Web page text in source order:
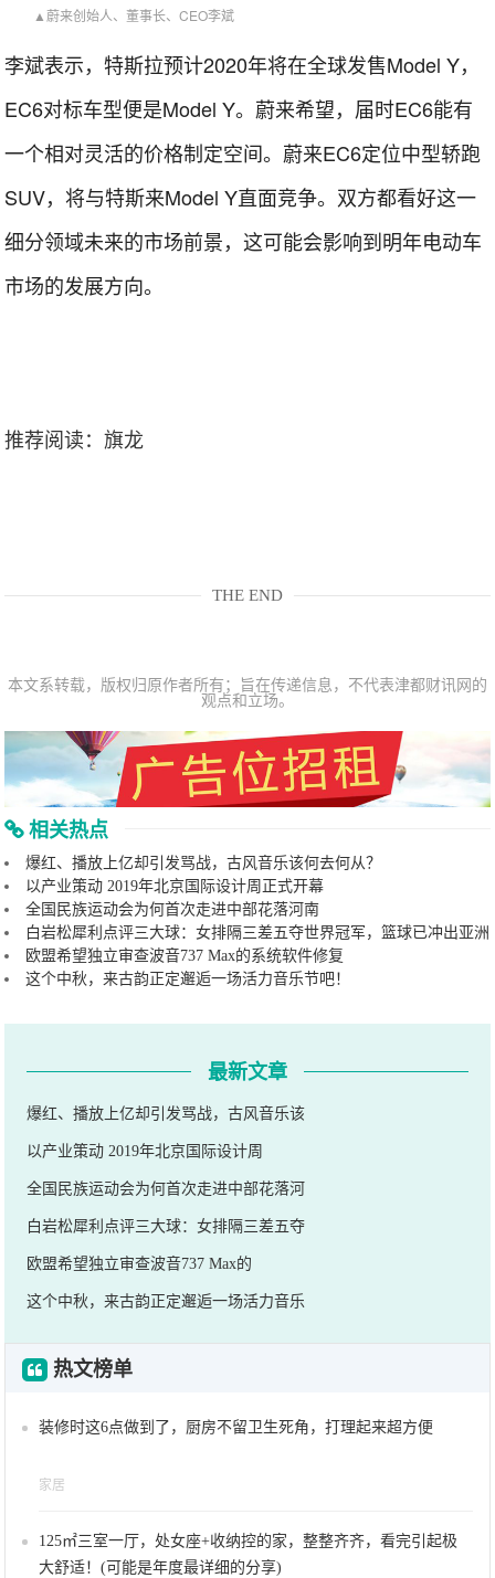
▲蔚来创始人、董事长、CEO李斌
李斌表示，特斯拉预计2020年将在全球发售Model Y，
EC6对标车型便是Model Y。蔚来希望，届时EC6能有
一个相对灵活的价格制定空间。蔚来EC6定位中型轿跑
SUV，将与特斯来Model Y直面竞争。双方都看好这一
细分领域未来的市场前景，这可能会影响到明年电动车
市场的发展方向。
推荐阅读：旗龙
THE END
本文系转载，版权归原作者所有；旨在传递信息，不代表津都财讯网的
观点和立场。
相关热点
爆红、播放上亿却引发骂战，古风音乐该何去何从？
以产业策动 2019年北京国际设计周正式开幕
全国民族运动会为何首次走进中部花落河南
白岩松犀利点评三大球：女排隔三差五夺世界冠军，篮球已冲出亚洲
欧盟希望独立审查波音737 Max的系统软件修复
这个中秋，来古韵正定邂逅一场活力音乐节吧！
最新文章
爆红、播放上亿却引发骂战，古风音乐该
以产业策动 2019年北京国际设计周
全国民族运动会为何首次走进中部花落河
白岩松犀利点评三大球：女排隔三差五夺
欧盟希望独立审查波音737 Max的
这个中秋，来古韵正定邂逅一场活力音乐
热文榜单
装修时这6点做到了，厨房不留卫生死角，打理起来超方便
家居
125㎡三室一厅，处女座+收纳控的家，整整齐齐，看完引起极
大舒适！(可能是年度最详细的分享)